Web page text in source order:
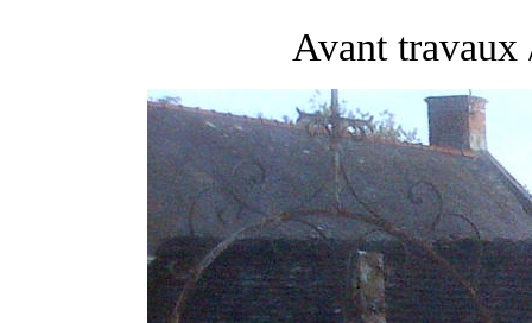
Avant travaux